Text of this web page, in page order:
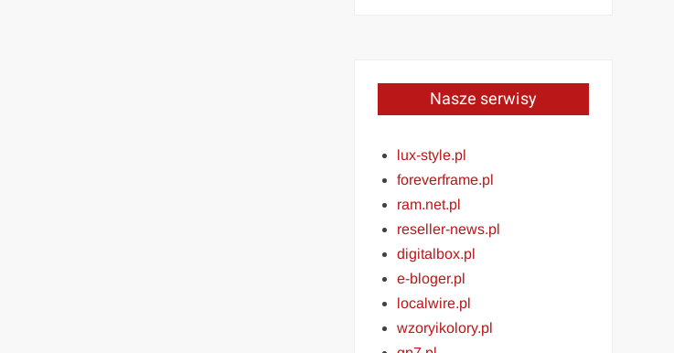
Nasze serwisy
lux-style.pl
foreverframe.pl
ram.net.pl
reseller-news.pl
digitalbox.pl
e-bloger.pl
localwire.pl
wzoryikolory.pl